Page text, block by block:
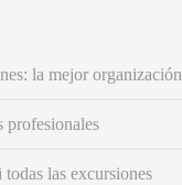
la mejor organización
profesionales
las excursiones